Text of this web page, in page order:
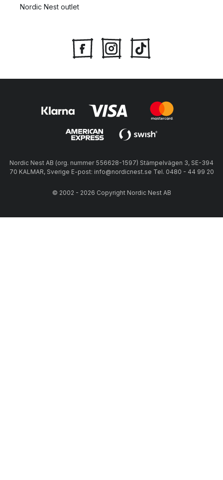
Nordic Nest outlet
Nordic Nest AB (org. nummer 556628-1597) Stämpelvägen 3, SE-394
70 KALMAR, Sverige E-post: info@nordicnest.se Tel. 0480 - 44 99 20
© 2002 - 2026 Copyright Nordic Nest AB